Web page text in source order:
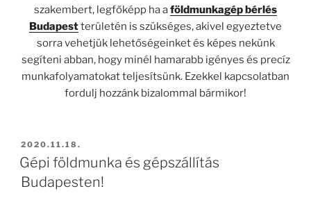
szakembert, legfőképp ha aföldmunkagép bérlés
Budapestterületén is szükséges, akivel egyeztetve
sorra vehetjük lehetőségeinket és képes nekünk
segíteni abban, hogy minél hamarabb igényes és precíz
munkafolyamatokat teljesítsünk. Ezekkel kapcsolatban
fordulj hozzánk bizalommal bármikor!
BEKÜLDVE:
2020.11.18.
Gépi földmunka és gépszállítás
Budapesten!